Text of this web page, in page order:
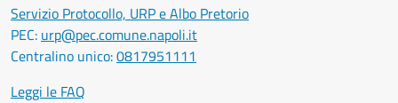
Servizio Protocollo, URP e Albo Pretorio
PEC: urp@pec.comune.napoli.it
Centralino unico:0817951111
Leggi le FAQ